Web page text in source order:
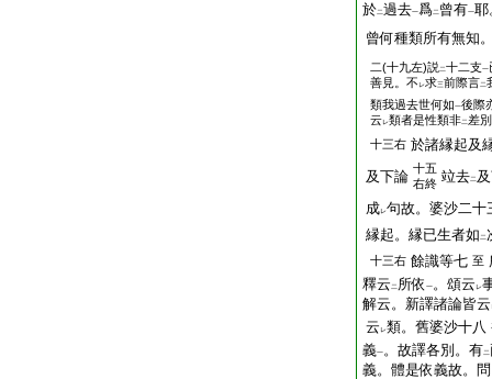
於二過去一爲二 曾有一耶
曾何種類所有無知
二(十九左)説 二十二支一
善見。不 レ求三前際言二
類我過去世何如一後際
云レ類者是性類非二差
十三右 於諸縁起及
及下論 十五
右終 竝去二
成レ句故。婆沙二十
縁起。縁已生者如 二
十三右 餘識等七 至
釋云 二 所依 一。頌云 レ
解云。新譯諸論皆云
云 レ類。舊婆沙十八
義一。故譯各別。有二
義。體是依義故。